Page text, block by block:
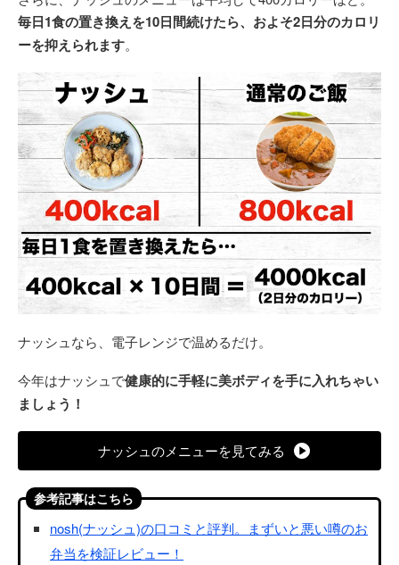
毎日1食の置き換えを10日間続けたら、およそ2日分のカロリ
ーを抑えられます。
ナッシュなら、電子レンジで温めるだけ。
今年はナッシュで健康的に手軽に美ボディを手に入れちゃい
ましょう！
ナッシュのメニューを見てみる
参考記事はこちら
nosh(ナッシュ)の口コミと評判。まずいと悪い噂のお
弁当を検証レビュー！